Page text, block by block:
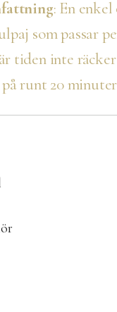
: En
som passar
tiden inte
på runt 20